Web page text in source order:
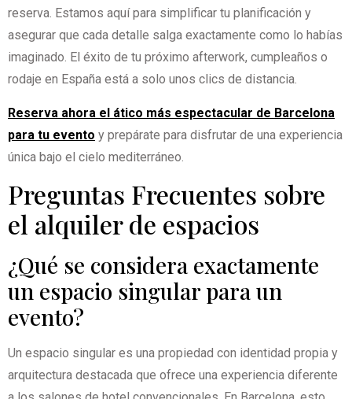
reserva. Estamos aquí para simplificar tu planificación y
asegurar que cada detalle salga exactamente como lo habías
imaginado. El éxito de tu próximo afterwork, cumpleaños o
rodaje en España está a solo unos clics de distancia.
Reserva ahora el ático más espectacular de Barcelona
para tu evento y prepárate para disfrutar de una experiencia
única bajo el cielo mediterráneo.
Preguntas Frecuentes sobre
el alquiler de espacios
¿Qué se considera exactamente
un espacio singular para un
evento?
Un espacio singular es una propiedad con identidad propia y
arquitectura destacada que ofrece una experiencia diferente